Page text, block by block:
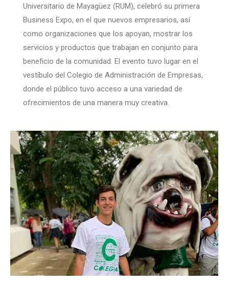
Universitario de Mayagüez (RUM), celebró su primera
Business Expo, en el que nuevos empresarios, así
como organizaciones que los apoyan, mostrar los
servicios y productos que trabajan en conjunto para
beneficio de la comunidad. El evento tuvo lugar en el
vestíbulo del Colegio de Administración de Empresas,
donde el público tuvo acceso a una variedad de
ofrecimientos de una manera muy creativa.